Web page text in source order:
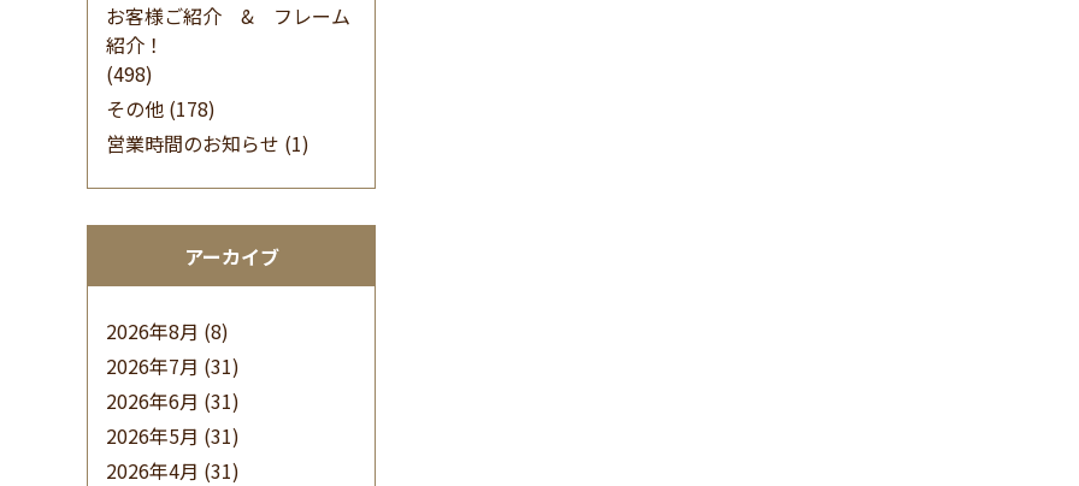
お客様ご紹介 & フレーム
紹介！
(498)
その他 (178)
営業時間のお知らせ (1)
アーカイブ
2026年8月 (8)
2026年7月 (31)
2026年6月 (31)
2026年5月 (31)
2026年4月 (31)